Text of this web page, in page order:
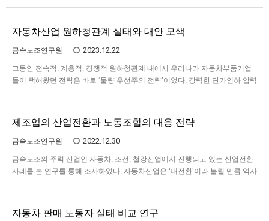
를 외부화하는 것으로 집약되고 있다. 예컨대 …
자동차산업 원하청관계 실태와 대안 모색
금속노조연구원 2023.12.22
그동안 전속적, 계층적, 경쟁적 원하청관계 내에서 우리나라 자동차부품기업
들이 택해왔던 전략은 바로 ‘물량 우선주의 전략’이었다. 강력한 단가인하 압력
어려운 저단가를 책정하는 대신 자신의 생산능력을 초과하는 물량을…
제조업의 산업전환과 노동조합의 대응 전략
금속노조연구원 2022.12.30
금속노조의 주력 산업인 자동차, 조선, 철강산업에서 진행되고 있는 산업전환
사례를 본 연구를 통해 조사하였다. 자동차산업은 ‘대전환’이라 불릴 만큼 역사
러한 혁신은 기후위기로 인한 각국의 탄소규제와 맞물려…
자동차 판매 노동자 실태 비교 연구